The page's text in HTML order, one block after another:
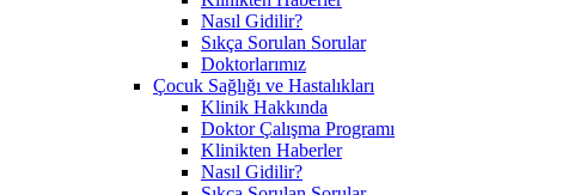
Nasıl Gidilir?
Sıkça Sorulan Sorular
Doktorlarımız
Çocuk Sağlığı ve Hastalıkları
Klinik Hakkında
Doktor Çalışma Programı
Klinikten Haberler
Nasıl Gidilir?